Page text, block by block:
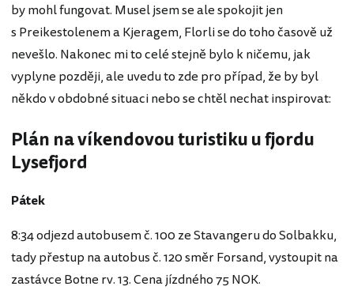
by mohl fungovat. Musel jsem se ale spokojit jen
s Preikestolenem a Kjeragem, Florli se do toho časově už
nevešlo. Nakonec mi to celé stejně bylo k ničemu, jak
vyplyne později, ale uvedu to zde pro případ, že by byl
někdo v obdobné situaci nebo se chtěl nechat inspirovat:
Plán na víkendovou turistiku u fjordu
Lysefjord
Pátek
8:34 odjezd autobusem č. 100 ze Stavangeru do Solbakku,
tady přestup na autobus č. 120 směr Forsand, vystoupit na
zastávce Botne rv. 13. Cena jízdného 75 NOK.